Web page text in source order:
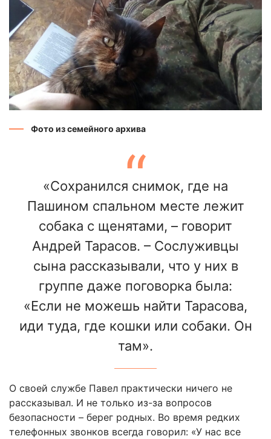
Фото из семейного архива
«Сохранился снимок, где на
Пашином спальном месте лежит
собака с щенятами, – говорит
Андрей Тарасов. – Сослуживцы
сына рассказывали, что у них в
группе даже поговорка была:
«Если не можешь найти Тарасова,
иди туда, где кошки или собаки. Он
там».
О своей службе Павел практически ничего не
рассказывал. И не только из-за вопросов
безопасности – берег родных. Во время редких
телефонных звонков всегда говорил: «У нас все